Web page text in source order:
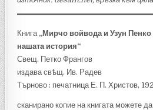
Книга „Мирчо войвода и Узун
нашата история“
Свещ. Петко Франгов
издава свѣщ. Ив. Радев
Търново : печатница Е. П. Христов,
сканирано копие на книгата можете